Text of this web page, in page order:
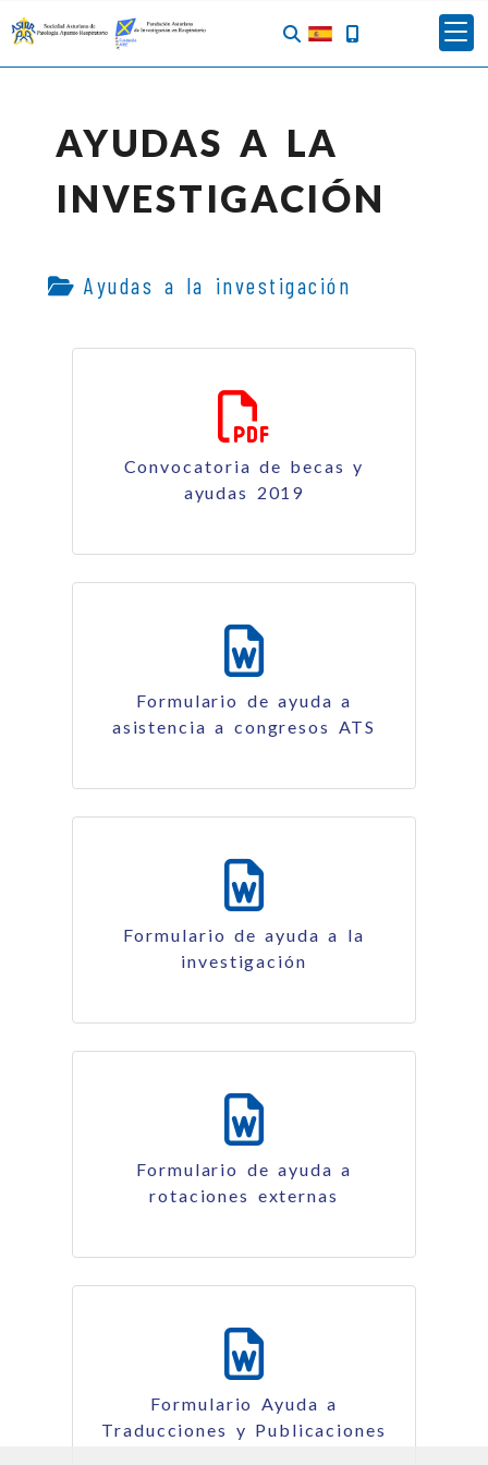
AYUDAS A LA
INVESTIGACIÓN
Ayudas a la investigación
Convocatoria de becas y
ayudas 2019
Formulario de ayuda a
asistencia a congresos ATS
Formulario de ayuda a la
investigación
Formulario de ayuda a
rotaciones externas
Formulario Ayuda a
Traducciones y Publicaciones